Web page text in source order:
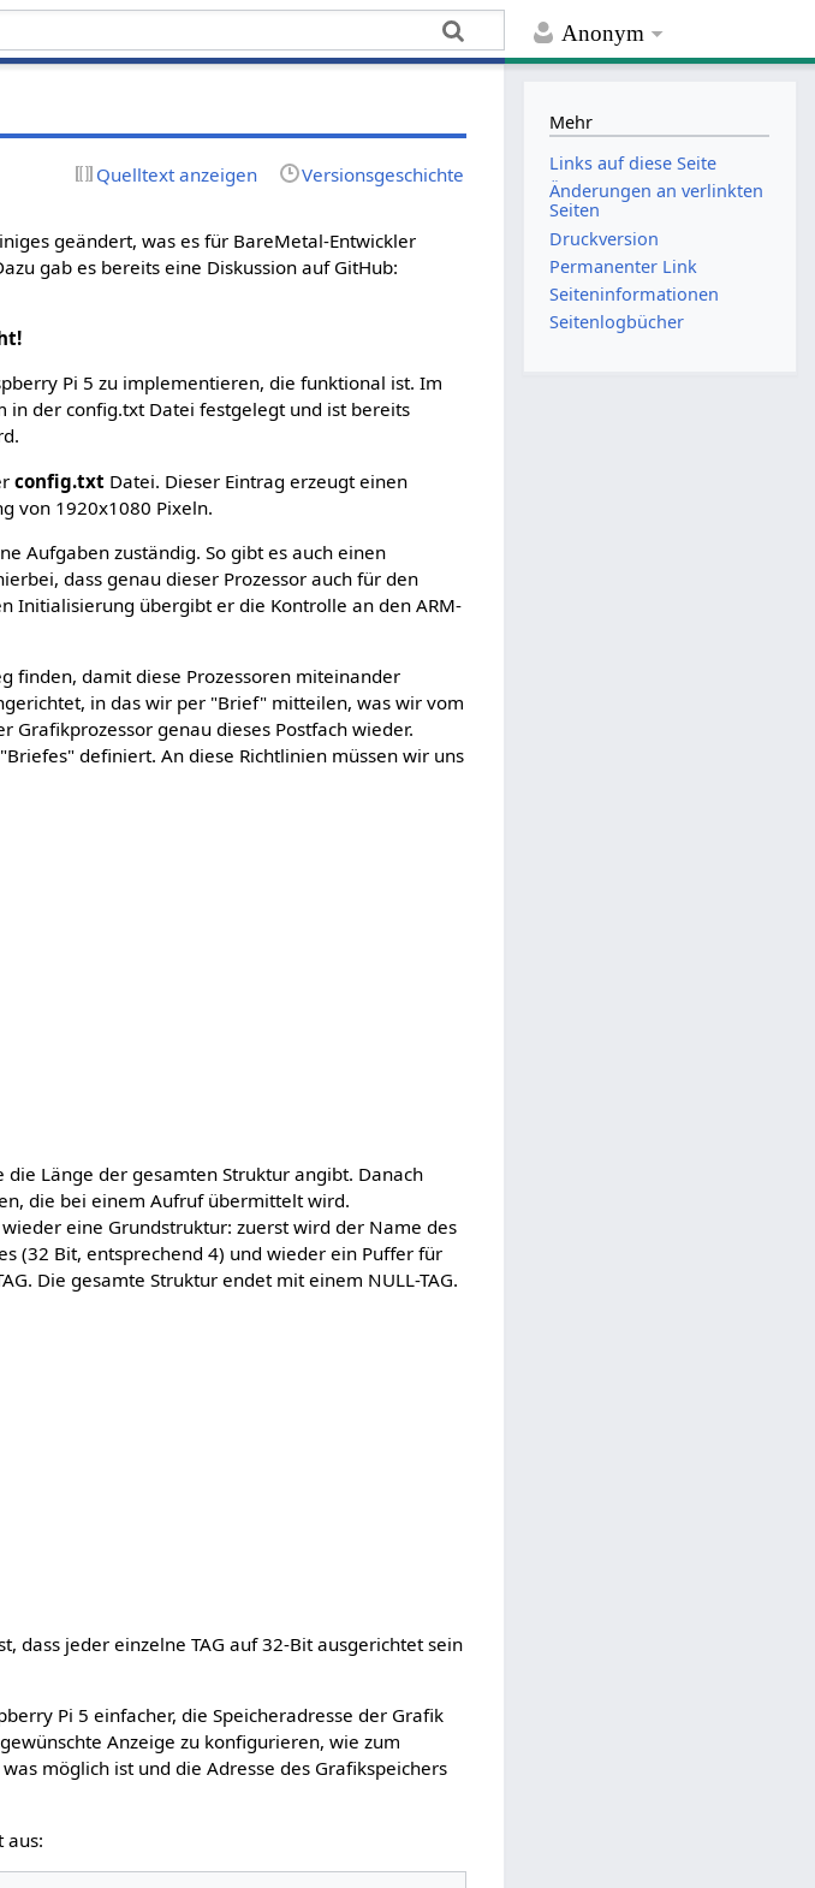
Anonym
Quelltext anzeigen Versionsgeschichte
geändert, was es für BareMetal-Entwickler
gab es bereits eine Diskussion auf GitHub:
Pi 5 zu implementieren, die funktional ist. Im
in der config.txt Datei festgelegt und ist bereits
config.txt Datei. Dieser Eintrag erzeugt einen
von 1920x1080 Pixeln.
Aufgaben zuständig. So gibt es auch einen
dass genau dieser Prozessor auch für den
Initialisierung übergibt er die Kontrolle an den ARM-
finden, damit diese Prozessoren miteinander
in das wir per "Brief" mitteilen, was wir vom
genau dieses Postfach wieder.
definiert. An diese Richtlinien müssen wir uns
Länge der gesamten Struktur angibt. Danach
die bei einem Aufruf übermittelt wird.
eine Grundstruktur: zuerst wird der Name des
(32 Bit, entsprechend 4) und wieder ein Puffer für
Die gesamte Struktur endet mit einem NULL-TAG.
dass jeder einzelne TAG auf 32-Bit ausgerichtet sein
Pi 5 einfacher, die Speicheradresse der Grafik
Anzeige zu konfigurieren, wie zum
möglich ist und die Adresse des Grafikspeichers
aus:
Mehr
Links auf diese Seite
Änderungen an verlinkten
Seiten
Druckversion
Permanenter Link
Seiten­­informationen
Seitenlogbücher